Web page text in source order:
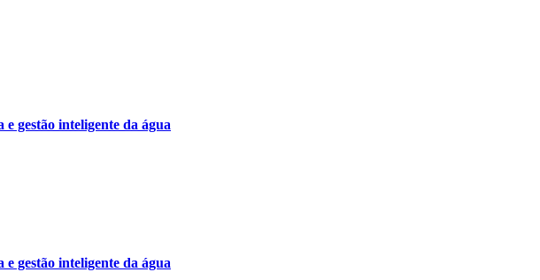
gestão inteligente da água
gestão inteligente da água